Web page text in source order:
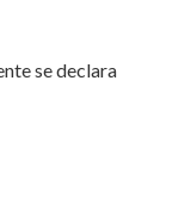
se declara